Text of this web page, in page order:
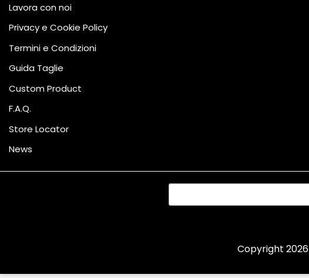
Lavora con noi
Privacy e Cookie Policy
Termini e Condizioni
Guida Taglie
Custom Product
F.A.Q.
Store Locator
News
Copyright 2026